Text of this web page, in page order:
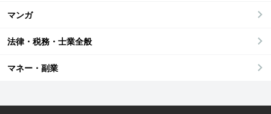
マンガ
法律・税務・士業全般
マネー・副業